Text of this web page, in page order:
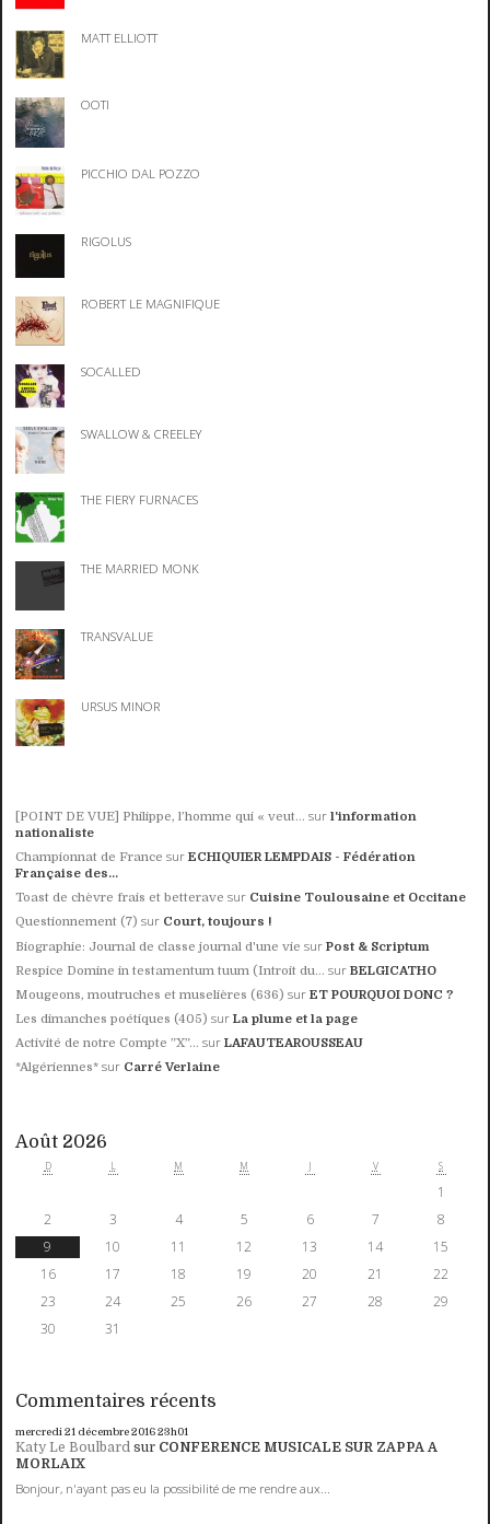
MATT ELLIOTT
OOTI
PICCHIO DAL POZZO
RIGOLUS
ROBERT LE MAGNIFIQUE
SOCALLED
SWALLOW & CREELEY
THE FIERY FURNACES
THE MARRIED MONK
TRANSVALUE
URSUS MINOR
[POINT DE VUE] Philippe, l’homme qui « veut... surl'information
nationaliste
Championnat de France surECHIQUIER LEMPDAIS - Fédération
Française des...
Toast de chèvre frais et betterave sur Cuisine Toulousaine et Occitane
Questionnement (7) sur Court, toujours !
Biographie: Journal de classe journal d'une vie surPost & Scriptum
Respice Domine in testamentum tuum (Introit du... surBELGICATHO
Mougeons, moutruches et muselières (636) surET POURQUOI DONC ?
Les dimanches poétiques (405) surLa plume et la page
Activité de notre Compte ”X”... surLAFAUTEAROUSSEAU
*Algériennes* sur Carré Verlaine
Août 2026
D L M M J V S
1
2
3 4 5 6 7
8
9
10 11 12 13 14
15
16
17 18 19 20 21
22
23
24 25 26 27 28
29
30
31
Commentaires récents
mercredi 21 décembre 201623h01
Katy Le Boulbard sur CONFERENCE MUSICALE SUR ZAPPA A
MORLAIX
Bonjour, n'ayant pas eu la possibilité de me rendre aux...